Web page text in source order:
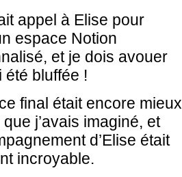
appel à Elise pour
espace Notion
et je dois avouer
été bluffée !
final était encore mieux
j’avais imaginé, et
d’Elise était
incroyable.